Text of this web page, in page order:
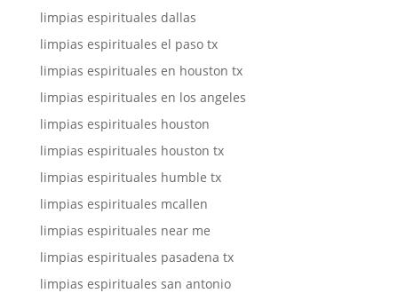
limpias espirituales dallas
limpias espirituales el paso tx
limpias espirituales en houston tx
limpias espirituales en los angeles
limpias espirituales houston
limpias espirituales houston tx
limpias espirituales humble tx
limpias espirituales mcallen
limpias espirituales near me
limpias espirituales pasadena tx
limpias espirituales san antonio